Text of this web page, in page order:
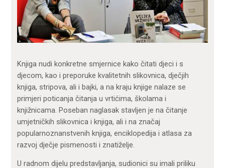
Knjiga nudi konkretne smjernice kako čitati djeci i s
djecom, kao i preporuke kvalitetnih slikovnica, dječjih
knjiga, stripova, ali i bajki, a na kraju knjige nalaze se
primjeri poticanja čitanja u vrtićima, školama i
knjižnicama. Poseban naglasak stavljen je na čitanje
umjetničkih slikovnica i knjiga, ali i na značaj
popularnoznanstvenih knjiga, enciklopedija i atlasa za
razvoj dječje pismenosti i znatiželje.
U radnom dijelu predstavljanja, sudionici su imali priliku